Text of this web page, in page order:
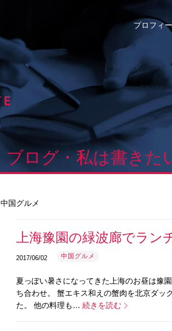
プロフィ
ブログ・私は書きた
中国グルメ
上海豫園の緑波廊でラン
2017/06/02 中国グルメ
夏っぽい暑さになってきた上海のお昼は豫
ち合わせ。 蟹エキス和えの蟹肉を北京ダッ
た。 他の料理も… 続きを読む